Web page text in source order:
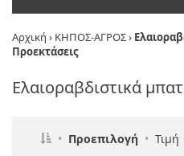
Αρχική › ΚΗΠΟΣ-ΑΓΡΟΣ›
Προεκτάσεις
Ελαιοραβδιστικά
• Προεπιλογή• Τιμή